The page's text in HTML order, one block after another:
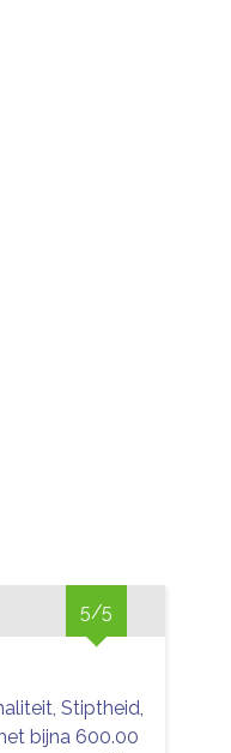
5/5
Stiptheid,
bijna 600.00